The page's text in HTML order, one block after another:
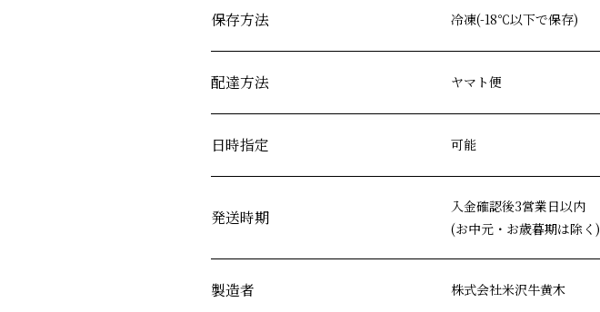
保存方法 冷凍(-18℃以下で保存)
配達方法 ヤマト便
日時指定 可能
発送時期
入金確認後3営業日以内
(お中元・お歳暮期は除く)
製造者 株式会社米沢牛黄木